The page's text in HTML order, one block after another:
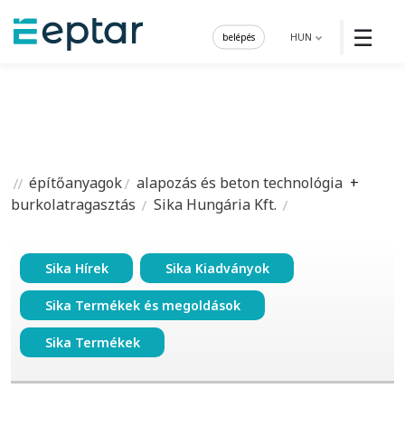
☰
HUN
belépés
építőanyagok alapozás és beton technológia +
burkolatragasztás
Sika Hungária Kft.
Sika Hírek Sika Kiadványok
Sika Termékek és megoldások
Sika Termékek